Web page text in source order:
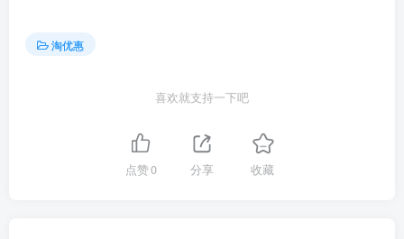
淘优惠
喜欢就支持一下吧
点赞0 分享 收藏